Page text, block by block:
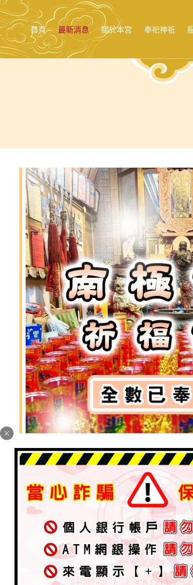
跳
至
主
要
內
首頁 最新消息 關於本宮 奉祀神祇
太祖廟．南極仙翁 聖壽『供燈』祈福
最新消息 2025 年 5 月 31 日
加入為 Google 偏好來源